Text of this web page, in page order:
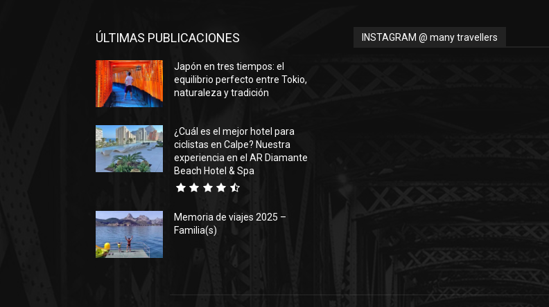
ÚLTIMAS PUBLICACIONES
Japón en tres tiempos: el
equilibrio perfecto entre Tokio,
naturaleza y tradición
¿Cuál es el mejor hotel para
ciclistas en Calpe? Nuestra
experiencia en el AR Diamante
Beach Hotel & Spa
Memoria de viajes 2025 –
Familia(s)
INSTAGRAM @ many travellers